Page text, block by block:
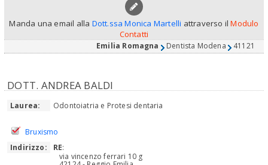
Manda una email alla Dott.ssa Monica Martelli attraverso ilModulo
Contatti
Emilia Romagna Dentista Modena 41121
DOTT. ANDREA BALDI
Laurea: Odontoiatria e Protesi dentaria
Bruxismo
Indirizzo:
RE:
via vincenzo ferrari 10 g